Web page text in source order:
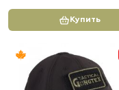
Купить